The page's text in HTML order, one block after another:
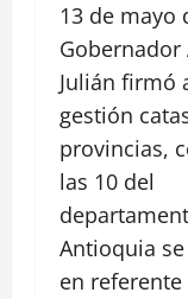
13 de mayo
Gobernador
Julián firmó
gestión
provincias,
las 10 del
Antioquia
en